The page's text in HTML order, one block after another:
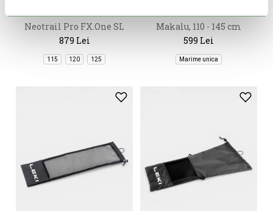
Neotrail Pro FX.One SL
879 Lei
115 120 125
Makalu, 110 - 145 cm
599 Lei
Marime unica